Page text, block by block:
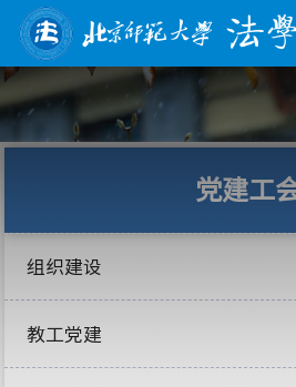
党建工
组织建设
教工党建